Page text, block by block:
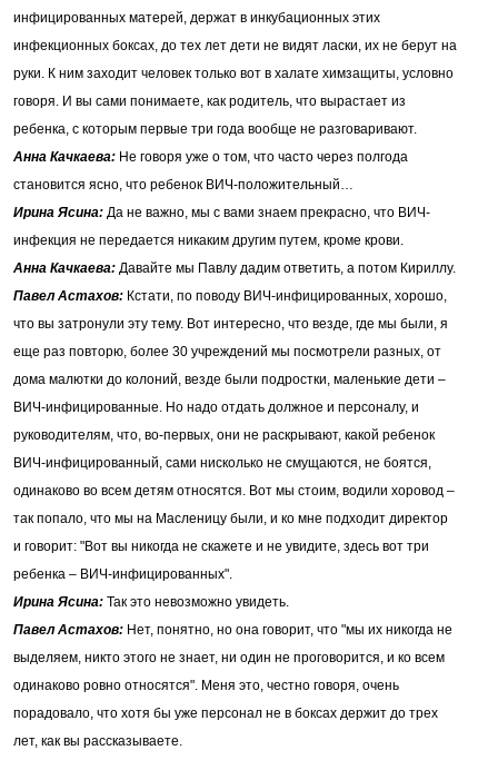
инфицированных матерей, держат в инкубационных этих
инфекционных боксах, до тех лет дети не видят ласки, их не берут на
руки. К ним заходит человек только вот в халате химзащиты, условно
говоря. И вы сами понимаете, как родитель, что вырастает из
ребенка, с которым первые три года вообще не разговаривают.
Анна Качкаева: Не говоря уже о том, что часто через полгода
становится ясно, что ребенок ВИЧ-положительный…
Ирина Ясина: Да не важно, мы с вами знаем прекрасно, что ВИЧ-
инфекция не передается никаким другим путем, кроме крови.
Анна Качкаева: Давайте мы Павлу дадим ответить, а потом Кириллу.
Павел Астахов: Кстати, по поводу ВИЧ-инфицированных, хорошо,
что вы затронули эту тему. Вот интересно, что везде, где мы были, я
еще раз повторю, более 30 учреждений мы посмотрели разных, от
дома малютки до колоний, везде были подростки, маленькие дети –
ВИЧ-инфицированные. Но надо отдать должное и персоналу, и
руководителям, что, во-первых, они не раскрывают, какой ребенок
ВИЧ-инфицированный, сами нисколько не смущаются, не боятся,
одинаково во всем детям относятся. Вот мы стоим, водили хоровод –
так попало, что мы на Масленицу были, и ко мне подходит директор
и говорит: "Вот вы никогда не скажете и не увидите, здесь вот три
ребенка – ВИЧ-инфицированных".
Ирина Ясина: Так это невозможно увидеть.
Павел Астахов: Нет, понятно, но она говорит, что "мы их никогда не
выделяем, никто этого не знает, ни один не проговорится, и ко всем
одинаково ровно относятся". Меня это, честно говоря, очень
порадовало, что хотя бы уже персонал не в боксах держит до трех
лет, как вы рассказываете.